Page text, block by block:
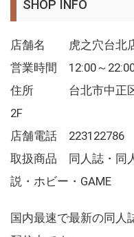
SHOP INFO
店舗名 虎之穴台北
営業時間 12:00～
住所 台北市中正区
2F
店舗電話 223122786
取扱商品 同人誌・同
説・ホビー・GAME
国内最速で最新の同